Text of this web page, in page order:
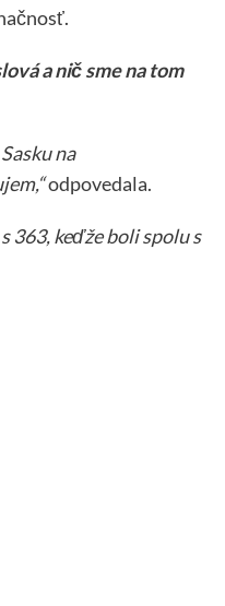
a nič sme na tom
na
odpovedala.
363, keďže boli spolu s